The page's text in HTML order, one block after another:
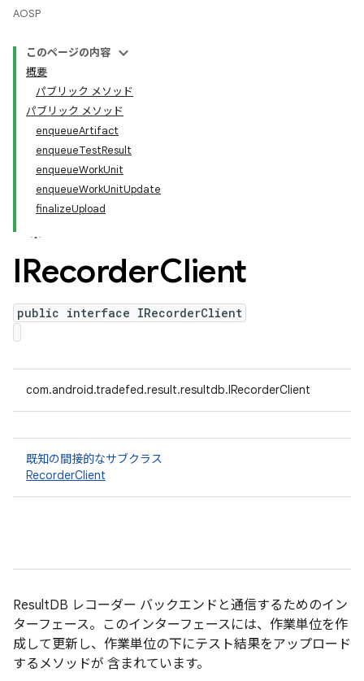
AOSP
このページの内容
概要
パブリック メソッド
パブリック メソッド
enqueueArtifact
enqueueTestResult
enqueueWorkUnit
enqueueWorkUnitUpdate
finalizeUpload
IRecorderClient
public interface IRecorderClient
com.android.tradefed.result.resultdb.IRecorderClient
既知の間接的なサブクラス
RecorderClient
ResultDB レコーダー バックエンドと通信するためのイン
ターフェース。このインターフェースには、作業単位を作
成して更新し、作業単位の下にテスト結果をアップロード
するメソッドが 含まれています。